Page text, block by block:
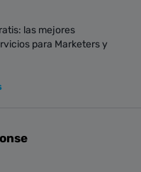
las mejores
para Marketers y